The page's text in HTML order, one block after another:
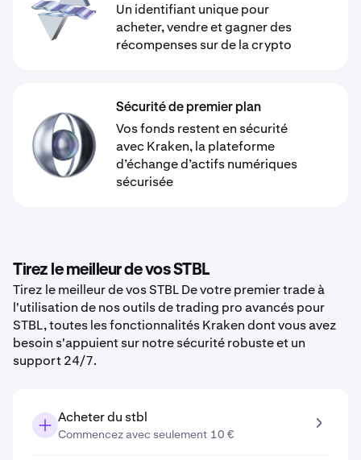
Un identifiant unique pour
acheter, vendre et gagner des
récompenses sur de la crypto
Sécurité de premier plan
Vos fonds restent en sécurité
avec Kraken, la plateforme
d’échange d’actifs numériques
sécurisée
Tirez le meilleur de vos STBL
Tirez le meilleur de vos STBL De votre premier trade à
l'utilisation de nos outils de trading pro avancés pour
STBL, toutes les fonctionnalités Kraken dont vous avez
besoin s'appuient sur notre sécurité robuste et un
support 24/7.
Acheter du stbl
Commencez avec seulement 10 €